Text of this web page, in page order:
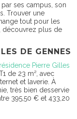
ses campus, son
Trouver une
tout pour les
découvrez plus de
DE GENNES
résidence Pierre Gilles
de 23 m², avec
et laverie. À
très bien desservie
395,50 € et 433,20